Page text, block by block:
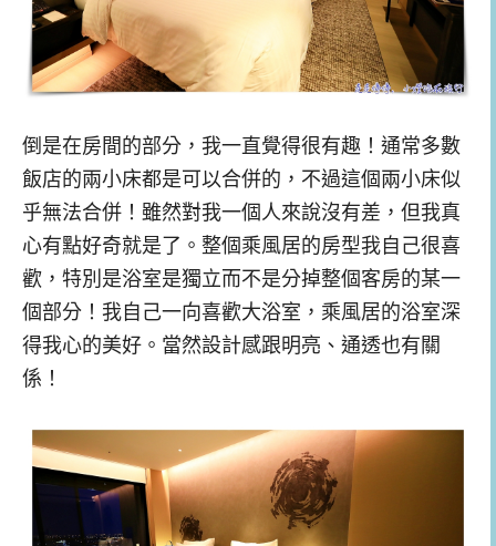
倒是在房間的部分，我一直覺得很有趣！通常多數
飯店的兩小床都是可以合併的，不過這個兩小床似
乎無法合併！雖然對我一個人來說沒有差，但我真
心有點好奇就是了。整個乘風居的房型我自己很喜
歡，特別是浴室是獨立而不是分掉整個客房的某一
個部分！我自己一向喜歡大浴室，乘風居的浴室深
得我心的美好。當然設計感跟明亮、通透也有關
係！